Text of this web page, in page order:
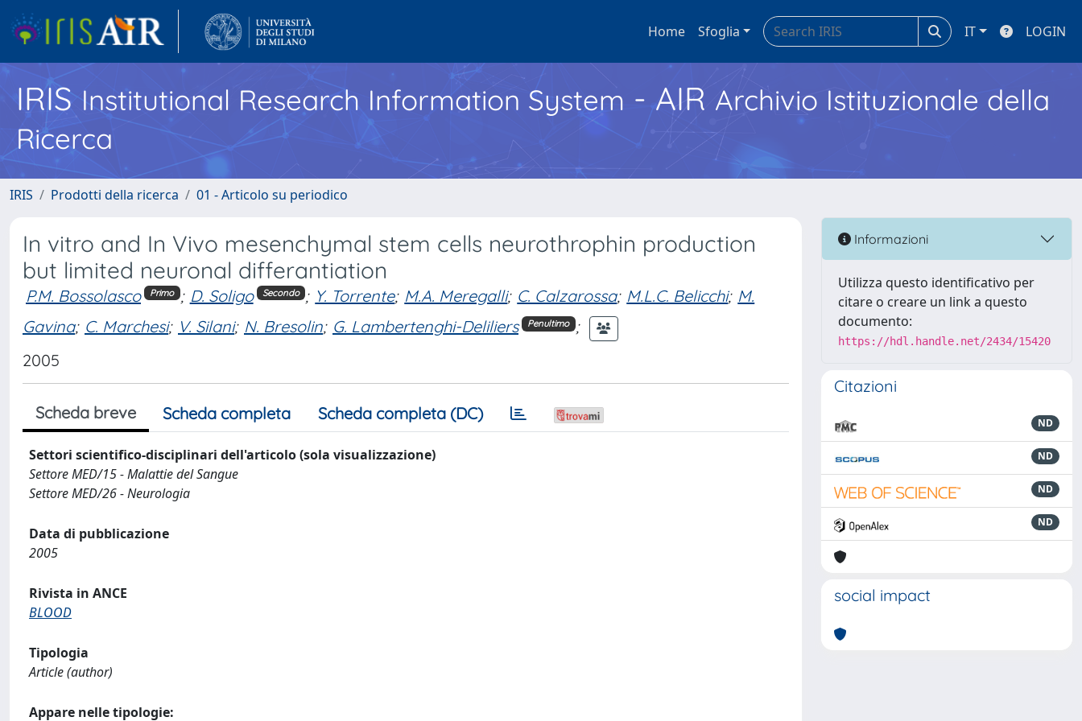
Home Sfoglia IT LOGIN
IRISInstitutional Research Information System - AIR Archivio Istituzionale della
Ricerca
IRIS Prodotti della ricerca 01 - Articolo su periodico
In vitro and In Vivo mesenchymal stem cells neurothrophin production
but limited neuronal differantiation
P.M. Bossolasco Primo ; D. Soligo Secondo ; Y. Torrente; M.A. Meregalli; C. Calzarossa; M.L.C. Belicchi; M.
Gavina; C. Marchesi; V. Silani; N. Bresolin; G. Lambertenghi-Deliliers Penultimo ;
2005
Scheda breve Scheda completa Scheda completa (DC)
Settori scientifico-disciplinari dell'articolo (sola visualizzazione)
Settore MED/15 - Malattie del Sangue
Settore MED/26 - Neurologia
Data di pubblicazione
2005
Rivista in ANCE
BLOOD
Tipologia
Article (author)
Appare nelle tipologie:
Informazioni
Utilizza questo identificativo per
citare o creare un link a questo
documento:
https://hdl.handle.net/2434/15420
Citazioni
ND
ND
ND
ND
social impact